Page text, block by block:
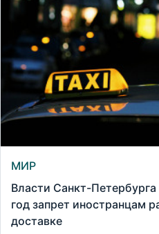
МИР
Власти Санкт-
год запрет иностранцам
доставке